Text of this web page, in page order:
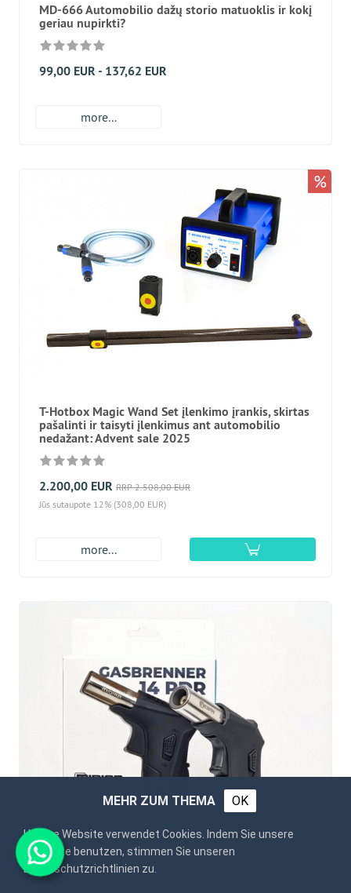
MD-666 Automobilio dažų storio matuoklis ir kokį
geriau nupirkti?
99,00 EUR - 137,62 EUR
more...
T-Hotbox Magic Wand Set įlenkimo įrankis, skirtas
pašalinti ir taisyti įlenkimus ant automobilio
nedažant: Advent sale 2025
2.200,00 EUR RRP 2.508,00 EUR
Jūs sutaupote 12% (308,00 EUR)
more...
%
MEHR ZUM THEMA OK
Unsere Website verwendet Cookies. Indem Sie unsere
Webseite benutzen, stimmen Sie unseren
Datenschutzrichtlinien zu.